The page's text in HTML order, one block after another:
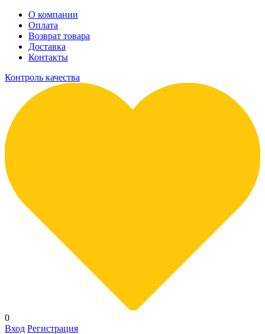
О компании
Оплата
Возврат товара
Доставка
Контакты
Контроль качества
0
Вход Регистрация